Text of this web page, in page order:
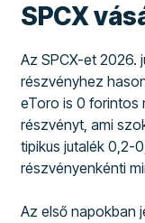
SPCX
Az SPCX-et 2026.
részvényhez
eToro is 0 forintos
részvényt, ami
tipikus jutalék 0,2-
részvényenkénti
Az első napokban